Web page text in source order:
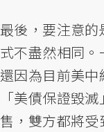
最後，要注意
式不盡然相同。
還因為目前美
「美債保證毀
售，雙方都將